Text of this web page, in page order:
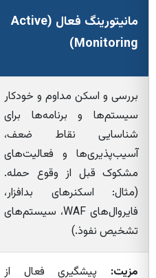
مانیتورینگ فعال (Active
Monitoring)
بررسی و اسکن مداوم و خودکار
سیستم‌ها و برنامه‌ها برای
شناسایی نقاط ضعف،
آسیب‌پذیری‌ها و فعالیت‌های
مشکوک قبل از وقوع حمله.
(مثال: اسکنرهای بدافزار،
فایروال‌های WAF، سیستم‌های
تشخیص نفوذ.)
مزیت: پیشگیری فعال از